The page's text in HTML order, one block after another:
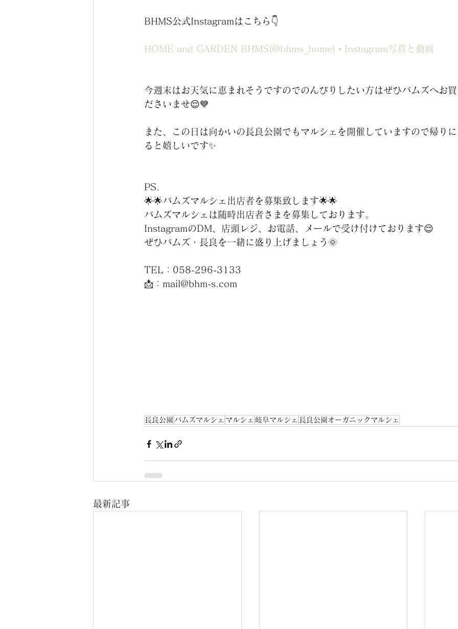
BHMS公式Instagramはこちら👇
HOME and GARDEN BHMS(@bhms_home) • Instagram写真と動画
今週末はお天気に恵まれそうですのでのんびりしたい方はぜひバムズへお買
ださいませ😌💙
また、この日は向かいの長良公園でもマルシェを開催していますので帰りに
ると嬉しいです✨
PS.
🌟🌟バムズマルシェ出店者を募集致します🌟🌟
バムズマルシェは随時出店者さまを募集しております。
InstagramのDM、店頭レジ、お電話、メールで受け付けております😌
ぜひバムズ・長良を一緒に盛り上げましょう🌞
TEL：058-296-3133
📩：mail@bhm-s.com
長良公園 バムズマルシェ マルシェ 岐阜マルシェ 長良公園オーガニックマルシェ
最新記事